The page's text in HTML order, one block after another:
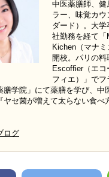
中医薬膳師、健
ラー、味覚カ
ダード）。大
社勤務を経て「
Kichen（マナ
開校。パリの
Escoffier（エコ
フィエ）」で
膳学院」にて薬膳を学び、中
ヤセ菌が増えて太らない食べ
ログ